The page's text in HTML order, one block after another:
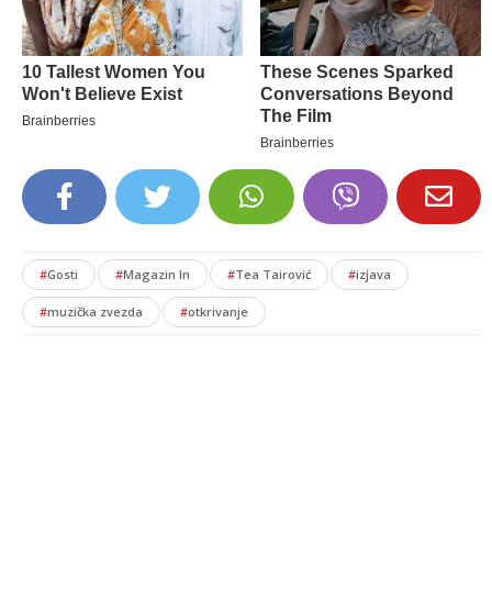
#Gosti #Magazin In #Tea Tairović #izjava
#muzička zvezda #otkrivanje